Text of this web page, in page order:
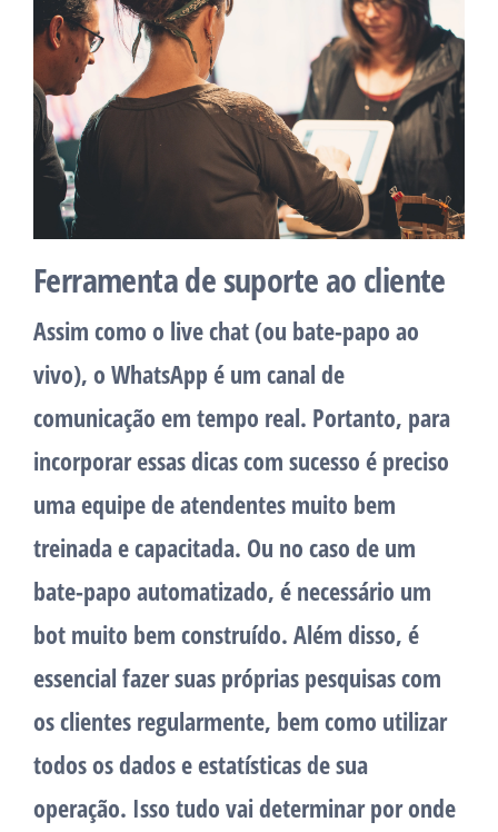
Ferramenta de suporte ao cliente
Assim como o live chat (ou bate-papo ao
vivo), o WhatsApp é um canal de
comunicação em tempo real. Portanto, para
incorporar essas dicas com sucesso é preciso
uma equipe de atendentes muito bem
treinada e capacitada. Ou no caso de um
bate-papo automatizado, é necessário um
bot muito bem construído. Além disso, é
essencial fazer suas próprias pesquisas com
os clientes regularmente, bem como utilizar
todos os dados e estatísticas de sua
operação. Isso tudo vai determinar por onde